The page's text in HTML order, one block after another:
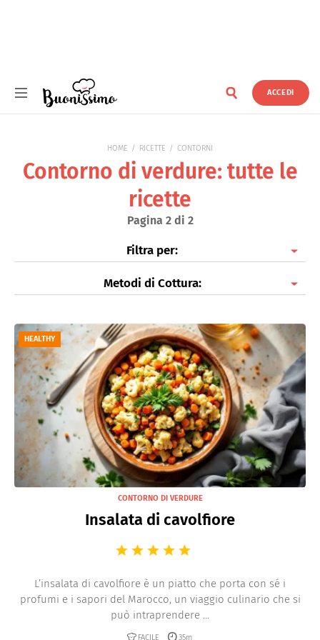
ACCEDI
HOME RICETTE CONTORNI
Contorno di verdure: tutte le
ricette
Pagina 2 di 2
Filtra per:
Contorno di verdure
Metodi di Cottura:
Piatti freddi
Al vapore
Fritti
HEALTHY
CONTORNO DI VERDURE
Insalata di cavolfiore
L’insalata di cavolfiore è un piatto che porta con sé i
profumi e i sapori del Marocco, un viaggio culinario che si
può intraprendere ...
FACILE 35m